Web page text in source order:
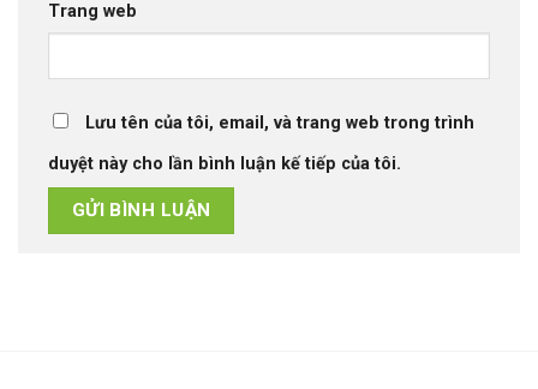
Trang web
Lưu tên của tôi, email, và trang web trong trình
duyệt này cho lần bình luận kế tiếp của tôi.